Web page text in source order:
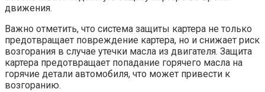
движения.
Важно отметить, что система защиты картера не только
предотвращает повреждение картера, но и снижает риск
возгорания в случае утечки масла из двигателя. Защита
картера предотвращает попадание горячего масла на
горячие детали автомобиля, что может привести к
возгоранию.